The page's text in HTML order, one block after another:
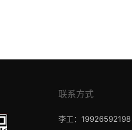
联系方式
李工：19926592198